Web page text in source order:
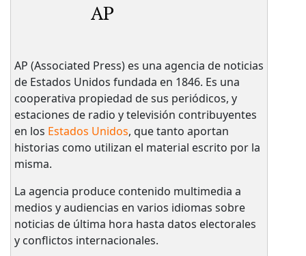
AP
AP (Associated Press) es una agencia de noticias
de Estados Unidos fundada en 1846. Es una
cooperativa propiedad de sus periódicos, y
estaciones de radio y televisión contribuyentes
en los Estados Unidos, que tanto aportan
historias como utilizan el material escrito por la
misma.
La agencia produce contenido multimedia a
medios y audiencias en varios idiomas sobre
noticias de última hora hasta datos electorales
y conflictos internacionales.